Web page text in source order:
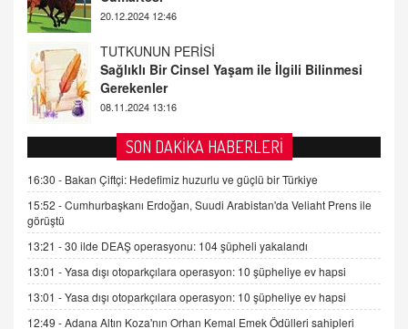
08.11.2024 13:16
FARUK ÖNALAN
Tezkere Onaylanmasaydı…
2 Kasım 2021 Salı 00:11
AV. DOĞAN CAN DOĞAN
Kişisel verilerin korunması ve dijital hukukun
gelişimi
15.09.2025 16:17
SEHER EREK
Kış Ayları Geldi, Hangi Önlemler Alınmalı?
9.12.2025 10:11
İNCİ GÜL AKÖL
SON DAKİKA HABERLERİ
16:30 - Bakan Çiftçi: Hedefimiz huzurlu ve güçlü bir Türkiye
15:52 -Cumhurbaşkanı Erdoğan, Suudi Arabistan'da Veliaht Prens ile
görüştü
13:21 -30 ilde DEAŞ operasyonu: 104 şüpheli yakalandı
13:01 -Yasa dışı otoparkçılara operasyon: 10 şüpheliye ev hapsi
13:01 -Yasa dışı otoparkçılara operasyon: 10 şüpheliye ev hapsi
12:49 -Adana Altın Koza'nın Orhan Kemal Emek Ödülleri sahipleri